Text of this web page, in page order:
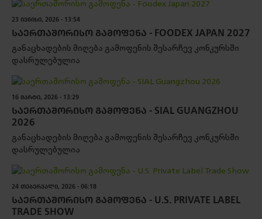
23 ᲘᲕᲜᲘᲡᲘ, 2026 - 13:54
ᲡᲐᲔᲠᲗᲐᲨᲝᲠᲘᲡᲝ ᲒᲐᲛᲝᲤᲔᲜᲐ - FOODEX JAPAN 2027
განაცხადების მიღება გამოფენის შესარჩევ კონკურსში
დასრულებულია
16 ᲛᲐᲠᲢᲘ, 2026 - 13:29
ᲡᲐᲔᲠᲗᲐᲨᲝᲠᲘᲡᲝ ᲒᲐᲛᲝᲤᲔᲜᲐ - SIAL GUANGZHOU
2026
განაცხადების მიღება გამოფენის შესარჩევ კონკურსში
დასრულებულია
24 ᲗᲔᲑᲔᲠᲕᲐᲚᲘ, 2026 - 06:18
ᲡᲐᲔᲠᲗᲐᲨᲝᲠᲘᲡᲝ ᲒᲐᲛᲝᲤᲔᲜᲐ - U.S. PRIVATE LABEL
TRADE SHOW